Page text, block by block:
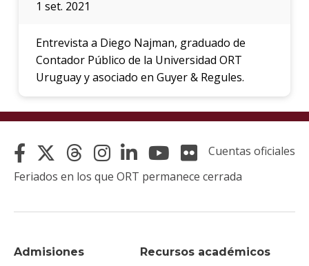
1 set. 2021
Entrevista a Diego Najman, graduado de
Contador Público de la Universidad ORT
Uruguay y asociado en Guyer & Regules.
Admisiones Recursos académicos
Cuentas oficiales
Feriados en los que ORT permanece cerrada